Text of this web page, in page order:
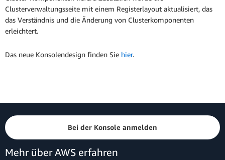
Clusterverwaltungsseite mit einem Registerlayout aktualisiert, das
das Verständnis und die Änderung von Clusterkomponenten
erleichtert.
Das neue Konsolendesign finden Sie hier.
Bei der Konsole anmelden
Mehr über AWS erfahren